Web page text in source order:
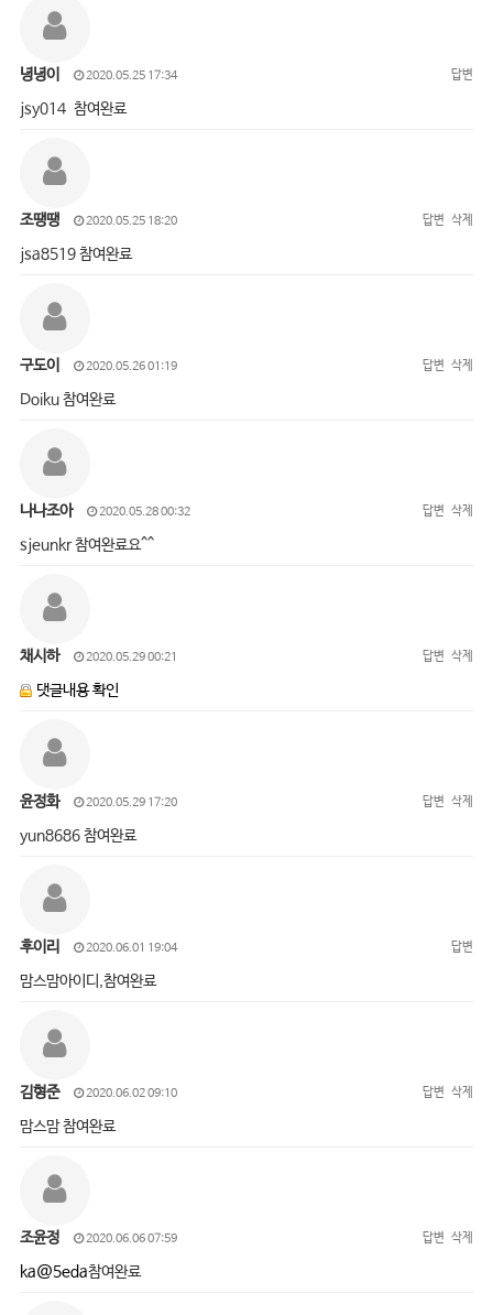
녕녕이 2020.05.25 17:34 답변
jsy014 참여완료
조땡땡 2020.05.25 18:20 답변 삭제
jsa8519 참여완료
구도이 2020.05.26 01:19 답변 삭제
Doiku 참여완료
나나조아 2020.05.28 00:32 답변 삭제
sjeunkr 참여완료요^^
채시하 2020.05.29 00:21 답변 삭제
댓글내용 확인
윤정화 2020.05.29 17:20 답변 삭제
yun8686 참여완료
후이리 2020.06.01 19:04 답변
맘스맘아이디,참여완료
김형준 2020.06.02 09:10 답변 삭제
맘스맘 참여완료
조윤정 2020.06.06 07:59 답변 삭제
ka@5eda참여완료